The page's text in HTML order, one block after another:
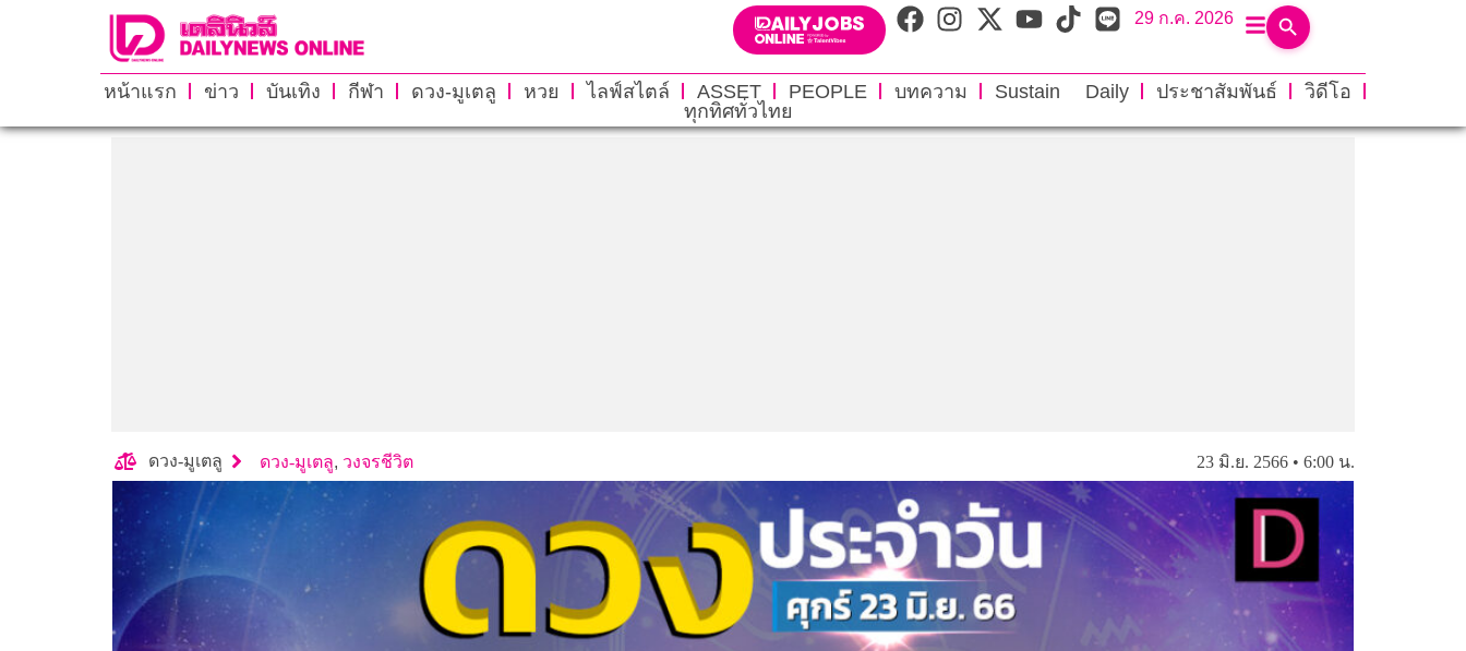
29 ก.ค. 2026
หน้าแรก ข่าว บันเทิง กีฬา ดวง-มูเตลู หวย ไลฟ์สไตล์ ASSET PEOPLE บทความ Sustain Daily ประชาสัมพันธ์
วิดีโอ
ทุกทิศทั่วไทย
ดวง-มูเตลู ดวง-มูเตลู, วงจรชีวิต 23 มิ.ย. 2566 • 6:00 น.